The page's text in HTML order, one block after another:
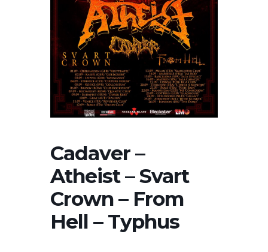
Cadaver –
Atheist – Svart
Crown – From
Hell – Typhus